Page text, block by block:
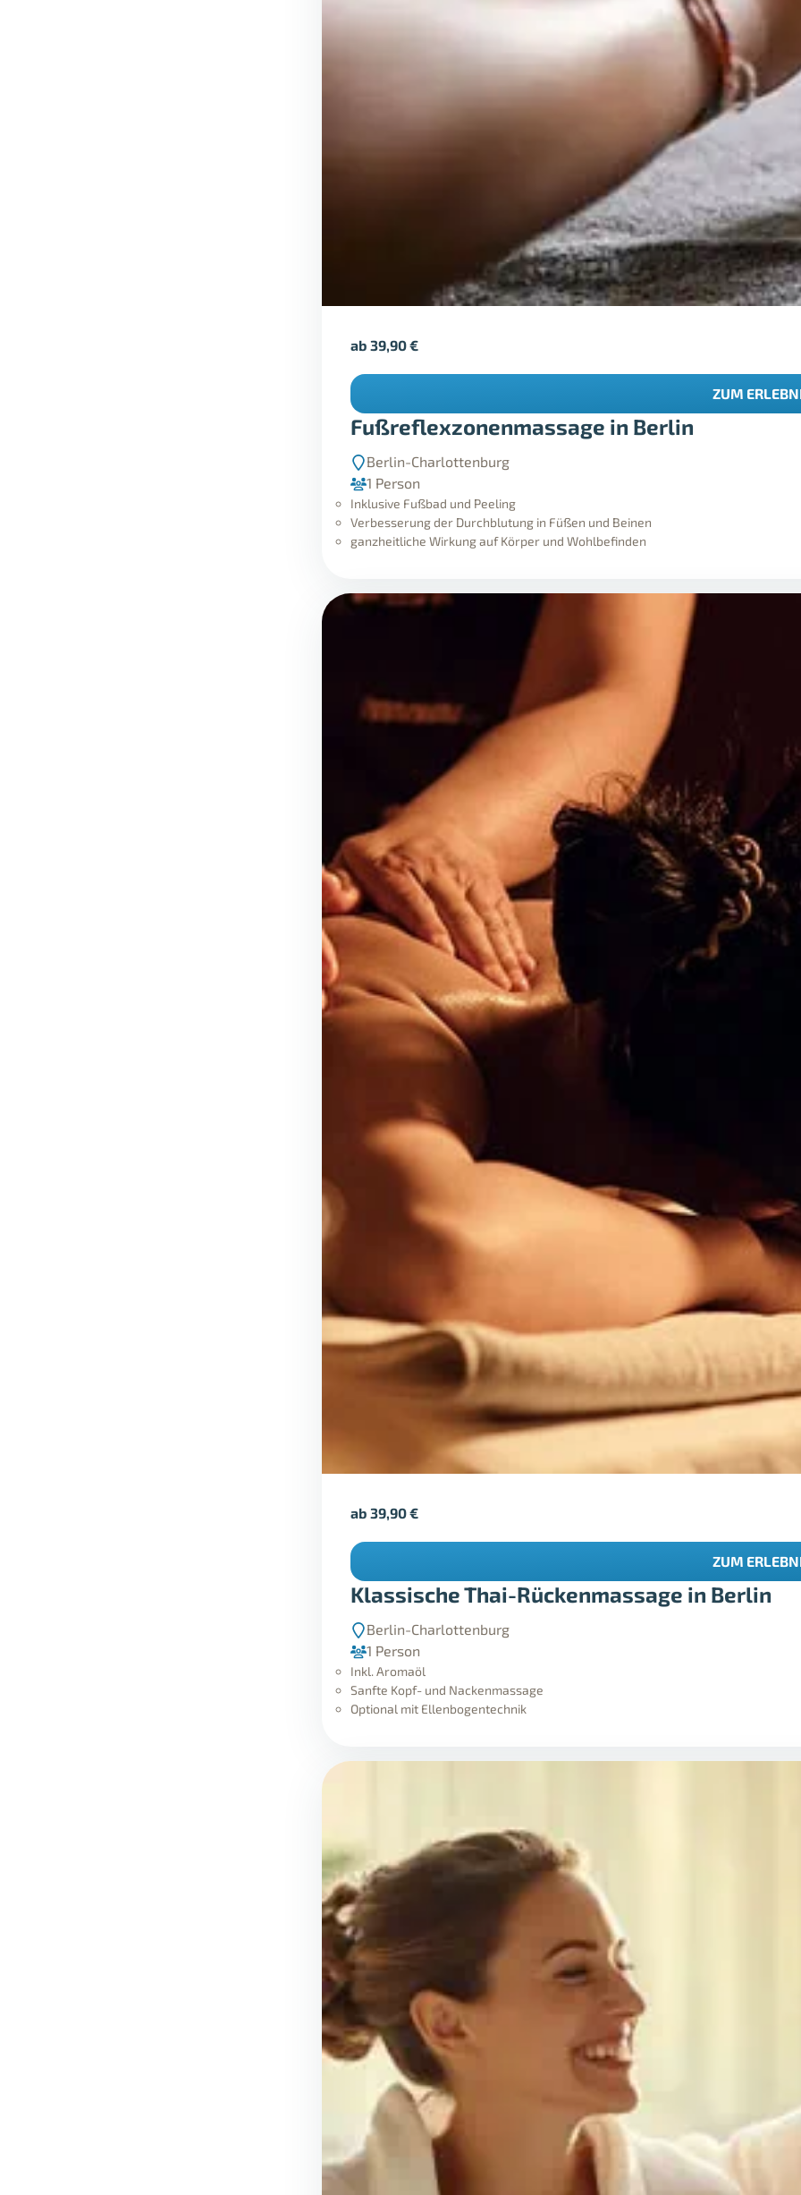
Fußreflexzonenmassage in Berlin
Berlin-Charlottenburg
1 Person
Inklusive Fußbad und Peeling
Verbesserung der Durchblutung in Füßen und Beinen
ganzheitliche Wirkung auf Körper und Wohlbefinden
ab 39,90€
ZUM
Klassische Thai-Rückenmassage in Berlin
Berlin-Charlottenburg
1 Person
Inkl. Aromaöl
Sanfte Kopf- und Nackenmassage
Optional mit Ellenbogentechnik
ab 39,90€
ZUM